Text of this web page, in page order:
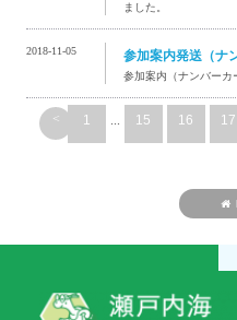
ました。
2018-11-05 参加案内発送（ナ
参加案内（ナンバーカ
< 1 ... 15 16 17